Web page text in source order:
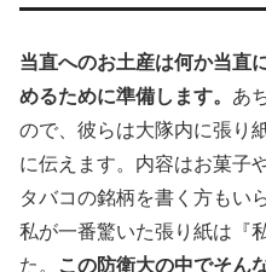
当直へのお土産は何か当直
めるために準備します。 あ
ので、彼らは大隊内に張り
に伝えます。内容はお菓子
タバコの銘柄を書く方もい
私が一番驚いた張り紙は『
た。
この防衛大の中でそん